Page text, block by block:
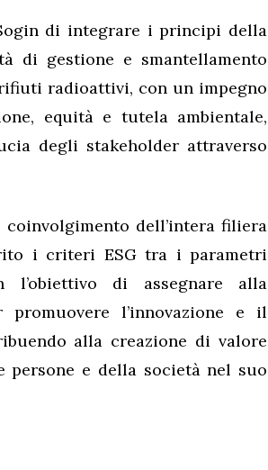
di integrare i principi della
di gestione e smantellamento
radioattivi, con un impegno
equità e tutela ambientale,
degli stakeholder attraverso
dell’intera filiera
i criteri ESG tra i parametri
di assegnare alla
l’innovazione e il
alla creazione di valore
persone e della società nel suo